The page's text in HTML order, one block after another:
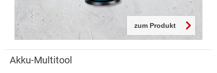
zum Produkt
Akku-Multitool